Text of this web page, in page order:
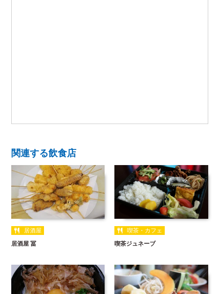
関連する飲食店
居酒屋
居酒屋 冨
喫茶・カフェ
喫茶ジュネーブ